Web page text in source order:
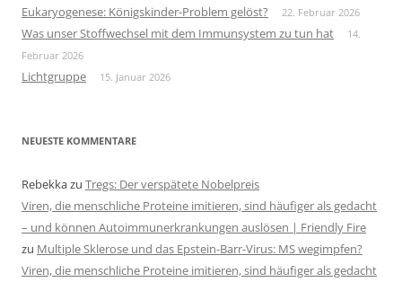
Eukaryogenese: Königskinder-Problem gelöst? 22. Februar 2026
Was unser Stoffwechsel mit dem Immunsystem zu tun hat
14.
Februar 2026
Lichtgruppe 15. Januar 2026
NEUESTE KOMMENTARE
Rebekkazu Tregs: Der verspätete Nobelpreis
Viren, die menschliche Proteine imitieren, sind häufiger als gedacht
– und können Autoimmunerkrankungen auslösen | Friendly Fire
zu Multiple Sklerose und das Epstein-Barr-Virus: MS wegimpfen?
Viren, die menschliche Proteine imitieren, sind häufiger als gedacht